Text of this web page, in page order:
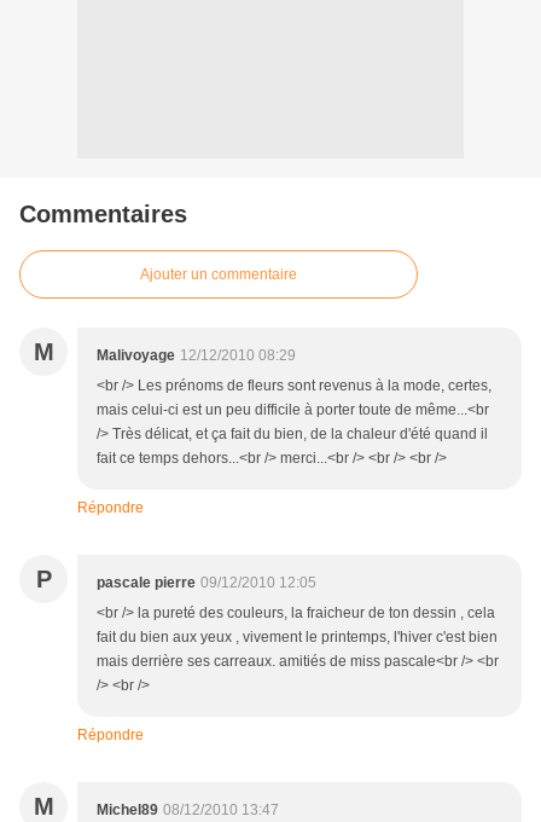
Commentaires
Ajouter un commentaire
M Malivoyage 12/12/2010 08:29
<br /> Les prénoms de fleurs sont revenus à la mode, certes,
mais celui-ci est un peu difficile à porter toute de même...<br
/> Très délicat, et ça fait du bien, de la chaleur d'été quand il
fait ce temps dehors...<br /> merci...<br /> <br /> <br />
Répondre
P pascale pierre 09/12/2010 12:05
<br /> la pureté des couleurs, la fraicheur de ton dessin , cela
fait du bien aux yeux , vivement le printemps, l'hiver c'est bien
mais derrière ses carreaux. amitiés de miss pascale<br /> <br
/> <br />
Répondre
M Michel89 08/12/2010 13:47